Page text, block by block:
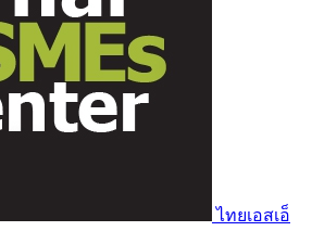
ไทยเอสเอ็